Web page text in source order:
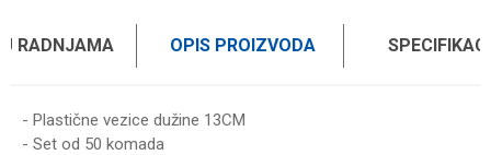
RADNJAMA OPIS PROIZVODA
- Plastične vezice dužine 13CM
- Set od 50 komada